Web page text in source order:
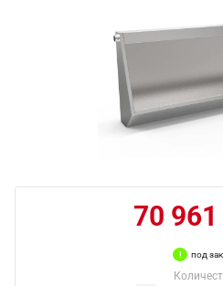
70 961
под